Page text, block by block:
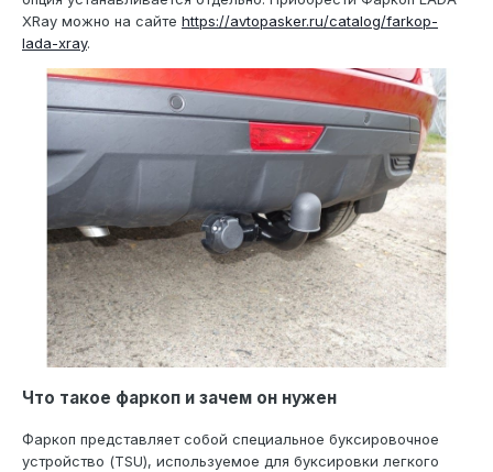
XRay можно на сайте https://avtopasker.ru/catalog/farkop-
lada-xray.
Что такое фаркоп и зачем он нужен
Фаркоп представляет собой специальное буксировочное
устройство (TSU), используемое для буксировки легкого